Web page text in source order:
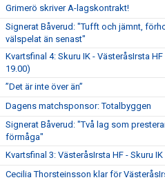
Grimerö skriver A-lagskontrakt!
Signerat Båverud: "Tufft och jämnt,
välspelat än senast"
Kvartsfinal 4: Skuru IK - VästeråsIrsta
19.00)
”Det är inte över än”
Dagens matchsponsor: Totalbyggen
Signerat Båverud: "Två lag som
förmåga"
Kvartsfinal 3: VästeråsIrsta HF - Skuru IK
Cecilia Thorsteinsson klar för